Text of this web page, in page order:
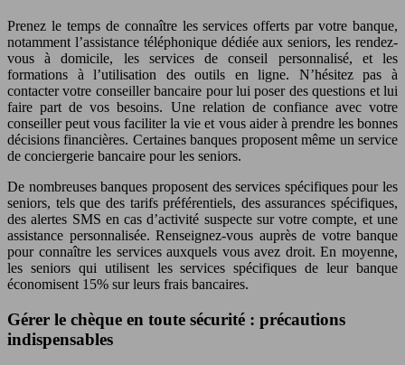
Prenez le temps de connaître les services offerts par votre banque,
notamment l’assistance téléphonique dédiée aux seniors, les rendez-
vous à domicile, les services de conseil personnalisé, et les
formations à l’utilisation des outils en ligne. N’hésitez pas à
contacter votre conseiller bancaire pour lui poser des questions et lui
faire part de vos besoins. Une relation de confiance avec votre
conseiller peut vous faciliter la vie et vous aider à prendre les bonnes
décisions financières. Certaines banques proposent même un service
de conciergerie bancaire pour les seniors.
De nombreuses banques proposent des services spécifiques pour les
seniors, tels que des tarifs préférentiels, des assurances spécifiques,
des alertes SMS en cas d’activité suspecte sur votre compte, et une
assistance personnalisée. Renseignez-vous auprès de votre banque
pour connaître les services auxquels vous avez droit. En moyenne,
les seniors qui utilisent les services spécifiques de leur banque
économisent 15% sur leurs frais bancaires.
Gérer le chèque en toute sécurité : précautions
indispensables